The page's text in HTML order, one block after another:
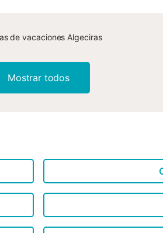
de vacaciones Algeciras
Mostrar todos